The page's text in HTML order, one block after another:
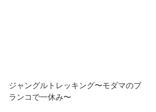
ジャングルトレッキング〜モダマのブ
ランコで一休み〜